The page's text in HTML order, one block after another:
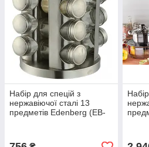
Набір для спецій з
нержавіючої сталі 13
предметів Edenberg (EB-